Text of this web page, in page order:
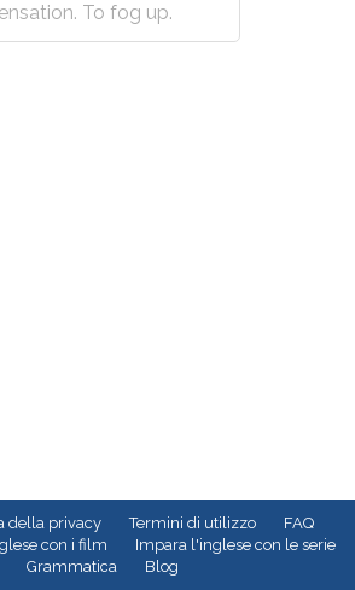
To fog up.
della privacy Termini di utilizzo
FAQ
con i film
Impara l'inglese con le serie
Grammatica Blog